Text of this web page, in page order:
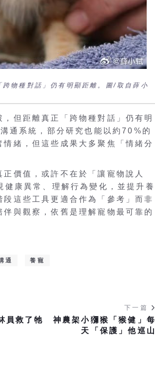
物種對話」仍有明顯距離。圖/取自薛小
但距離真正「跨物種對話」仍有明
通系統，部分研究也能以約70%的
緒，但這些成果大多聚焦「情緒分
價值，或許不在於「讓寵物說人
康異常、理解行為變化，並提升養
這些工具更適合作為「參考」而非
伴與觀察，依舊是理解寵物最可靠的
通 養寵
下一篇
員救了牠 神農架小獼猴「猴健」每
天「保護」他巡山